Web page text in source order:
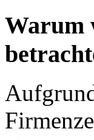
Warum